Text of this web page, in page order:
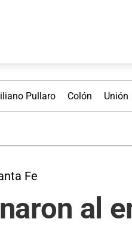
Pullaro Colón Unión
Fe
al